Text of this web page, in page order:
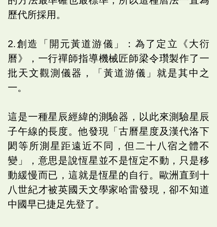
歷代所採用。
2.創造「開元黃道游儀」：為了定立《大衍
曆》，一行禪師指導機械匠師梁令瓚製作了一
批天文觀測儀器，「黃道游儀」就是其中之
一。
這是一種星辰經緯的測驗器，以此來測驗星辰
子午線的長度。他發現「古曆星度及漢代洛下
閎等所測星距遠近不同，但二十八宿之體不
變」，意思是說恆星並不是恆定不動，只是移
動緩慢而已，這就是恆星的自行。歐洲直到十
八世紀才被英國天文學家哈雷發現，卻不知道
中國早已捷足先登了。